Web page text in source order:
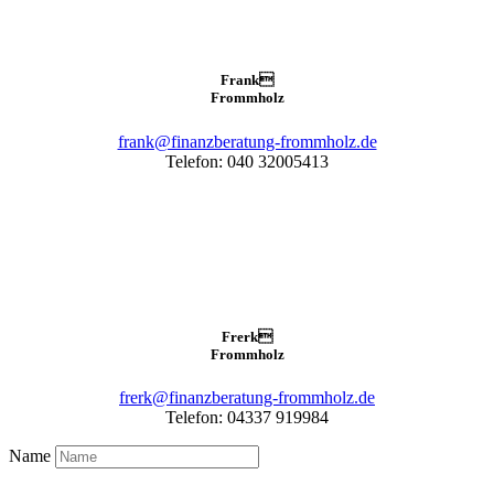
Frank
Frommholz
frank@finanzberatung-frommholz.de
Telefon: 040 32005413
Frerk
Frommholz
frerk@finanzberatung-frommholz.de
Telefon: 04337 919984
Name